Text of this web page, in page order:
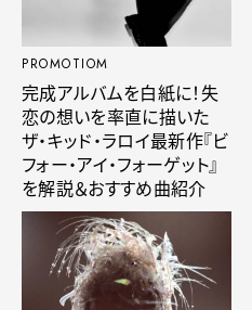
PROMOTIOM
完成アルバムを白紙に！失
恋の想いを率直に描いた
ザ・キッド・ラロイ最新作『ビ
フォー・アイ・フォーゲット』
を解説＆おすすめ曲紹介